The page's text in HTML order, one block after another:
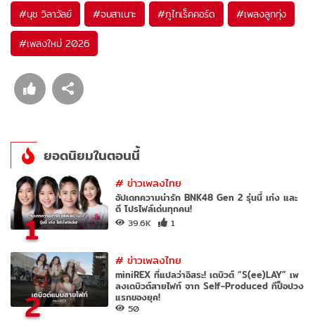
#นุช วิลาวัลย์ #จบสาเนาะ #ภูไทเร็คคอร์ด #เพลงลูกทุ่ง
#เพลงใหม่ 2026
ยอดนิยมในตอนนี้
1
#ข่าวเพลงไทย
อัปเดทความน่ารัก BNK48 Gen 2 รุ่นนี้ เก่ง และ
ดี โปรไฟล์เด่นทุกคน!
39.6K 1
2
#ข่าวเพลงไทย
miniREX ที่แปลว่าอิสระ! เดบิวต์ “S(ee)LAY” เพ
ลงเดบิวต์สายไฟท์ จาก Self-Produced ทีป็อปวง
แรกของยุค!
50